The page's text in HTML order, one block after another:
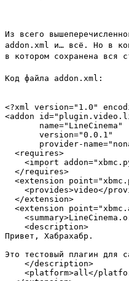
Из всего
addon.xml и… всё. Но в
в котором сохранена вся
Код файла addon.xml:
<?xml version="1.0"
<addon
       name="LineCinema"
       version="0.0.1"
provider-
  <requires>
<import
  </requires>
<extension
<provides>video</
  </extension>
<extension
    <description>
Привет, Хабрахабр.
Это тестовый плагин для
    </description>
<platform>all</